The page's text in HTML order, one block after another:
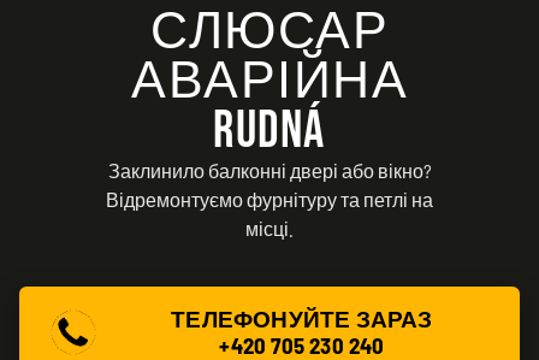
СЛЮСАР
АВАРІЙНА
RUDNÁ
Заклинило балконні двері або вікно?
Відремонтуємо фурнітуру та петлі на
місці.
ТЕЛЕФОНУЙТЕ ЗАРАЗ
+420 705 230 240